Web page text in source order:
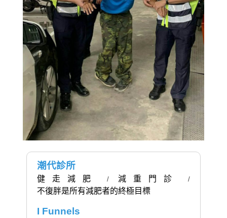
潮代診所
健走減肥 /減重門診 /
不復胖是所有減肥者的終極目標
I Funnels